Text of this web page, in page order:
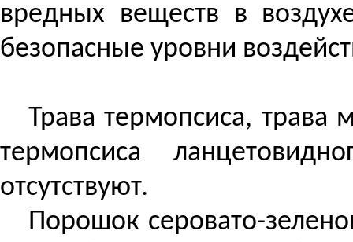
вредных веществ в
безопасные уровни
Трава термопсиса, трава
термопсиса
отсутствуют.
Порошок серовато-